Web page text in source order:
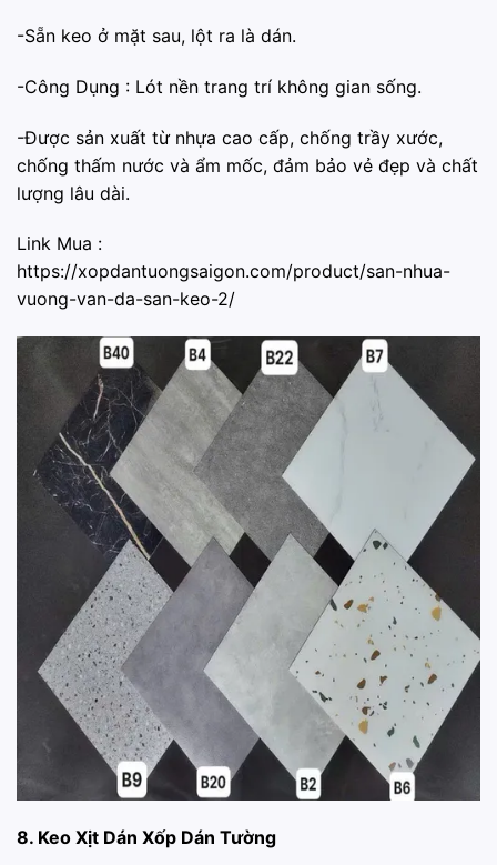
-Sẵn keo ở mặt sau, lột ra là dán.
-Công Dụng : Lót nền trang trí không gian sống.
-Được sản xuất từ nhựa cao cấp, chống trầy xước,
chống thấm nước và ẩm mốc, đảm bảo vẻ đẹp và chất
lượng lâu dài.
Link Mua :
https://xopdantuongsaigon.com/product/san-nhua-
vuong-van-da-san-keo-2/
8. Keo Xịt Dán Xốp Dán Tường